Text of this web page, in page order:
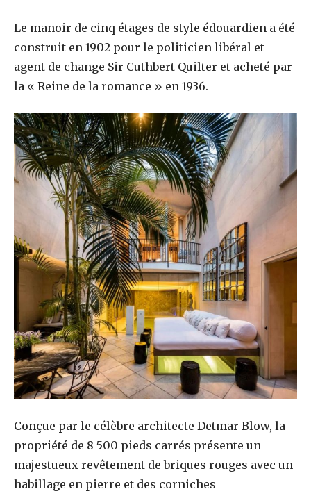
Le manoir de cinq étages de style édouardien a été
construit en 1902 pour le politicien libéral et
agent de change Sir Cuthbert Quilter et acheté par
la « Reine de la romance » en 1936.
Conçue par le célèbre architecte Detmar Blow, la
propriété de 8 500 pieds carrés présente un
majestueux revêtement de briques rouges avec un
habillage en pierre et des corniches